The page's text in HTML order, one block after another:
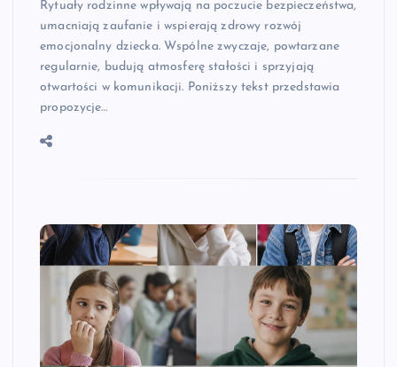
Rytuały rodzinne wpływają na poczucie bezpieczeństwa,
umacniają zaufanie i wspierają zdrowy rozwój
emocjonalny dziecka. Wspólne zwyczaje, powtarzane
regularnie, budują atmosferę stałości i sprzyjają
otwartości w komunikacji. Poniższy tekst przedstawia
propozycje…